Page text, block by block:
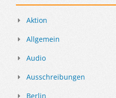
Aktion
Allgemein
Audio
Ausschreibungen
Berlin